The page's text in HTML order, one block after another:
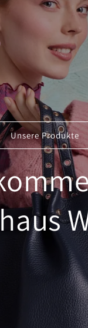
Unsere Produkte